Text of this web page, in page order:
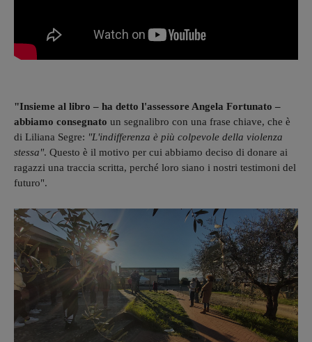
"Insieme al libro – ha detto l'assessore Angela Fortunato –
abbiamo consegnato un segnalibro con una frase chiave, che è
di Liliana Segre: "L'indifferenza è più colpevole della violenza
stessa". Questo è il motivo per cui abbiamo deciso di donare ai
ragazzi una traccia scritta, perché loro siano i nostri testimoni del
futuro".